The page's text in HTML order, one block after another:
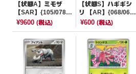
【状態A】ミモザ
【SAR】{105/078}
[SV1V]
¥9600 (税込)
【状態S】ハギギシ
リ 【AR】{068/064}
[SV7a]
¥600(税込)